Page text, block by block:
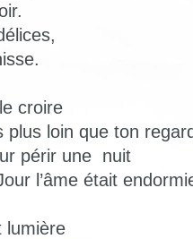
croire
plus loin que ton
périr une nuit
l’âme était
lumière